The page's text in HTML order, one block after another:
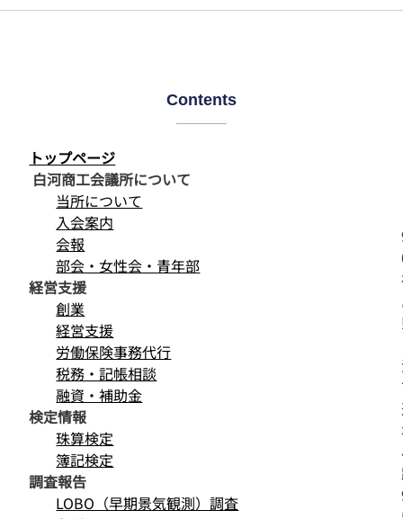
Contents
トップページ
白河商工会議所について
当所について
入会案内
会報
部会・女性会・青年部
経営支援
創業
経営支援
労働保険事務代行
税務・記帳相談
融資・補助金
検定情報
珠算検定
簿記検定
調査報告
LOBO（早期景気観測）調査